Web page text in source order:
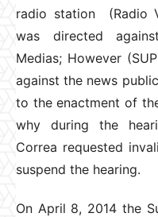
radio station (Radio
was directed
Medias; However
against the news
to the enactment of
why during the
Correa requested
suspend the hearing.
On April 8, 2014 the